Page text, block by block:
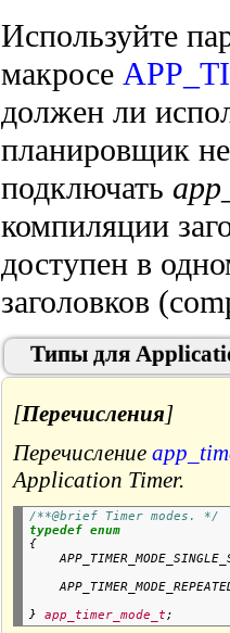
Используйте
макросе
должен ли
планировщик
подключать
компиляции
доступен в
заголовков
Типы для
[Перечисления]
Перечисление
Application Timer.
/**@brief Timer modes. */
typedef enum
{
} app_timer_mode_t